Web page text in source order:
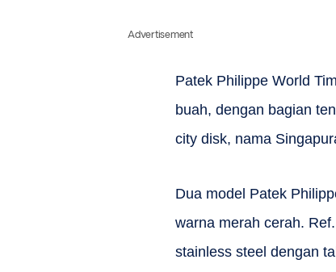
Advertisement
Patek Philippe World
buah, dengan bagian
city disk, nama
Dua model Patek
warna merah cerah.
stainless steel dengan